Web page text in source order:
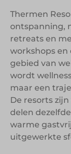
Thermen
ontspanning,
retreats en
workshops
gebied van
wordt
maar een
De resorts
delen
warme
uitgewerkte